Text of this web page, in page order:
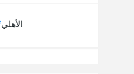
الأهلي